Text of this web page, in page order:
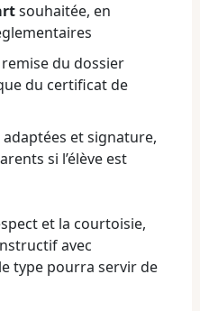
souhaitée, en
du dossier
du certificat de
adaptées et signature,
si l’élève est
et la courtoisie,
avec
type pourra servir de